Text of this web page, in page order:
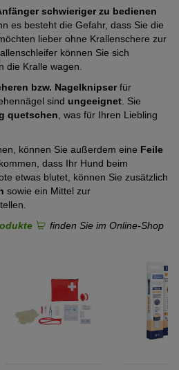
schwieriger zu bedienen
es besteht die Gefahr, dass Sie die
lieber ohne Krallenschere zur
können Sie sich
die Kralle wagen.
bzw. Nagelknipserfür
sind ungeeignet . Sie
quetschen , was für Ihren Liebling
können Sie außerdem eine Feile
dass Ihr Hund beim
etwas blutet, können Sie zusätzlich
sowie ein Mittel zur
finden Sie im Online-Shop